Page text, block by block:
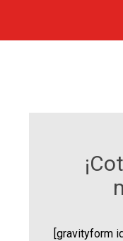
[gravityform